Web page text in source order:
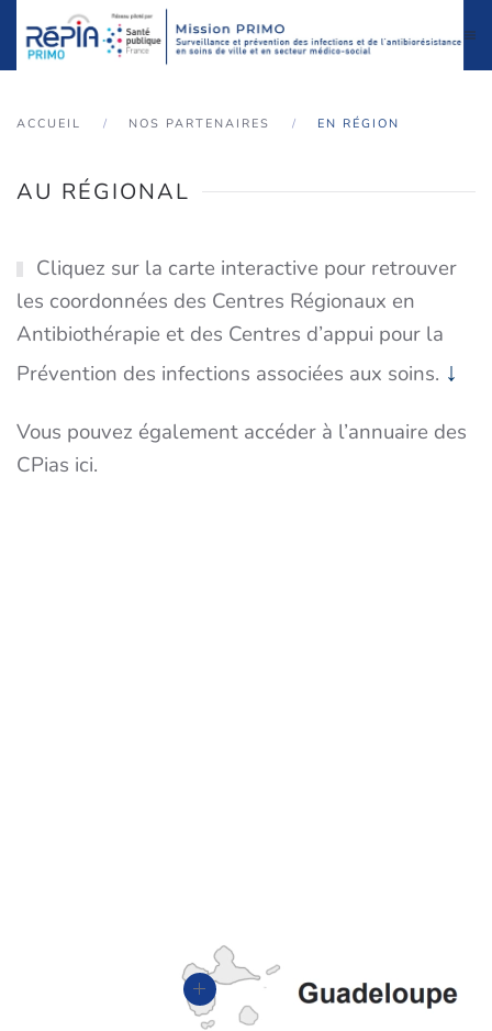
Accéder au contenu principal
ACCUEIL NOS PARTENAIRES EN RÉGION
AU RÉGIONAL
Cliquez sur la carte interactive pour retrouver
les coordonnées des Centres Régionaux en
Antibiothérapie et des Centres d’appui pour la
Prévention des infections associées aux soins. ↓
Vous pouvez également accéder à l’annuaire des
CPias ici.